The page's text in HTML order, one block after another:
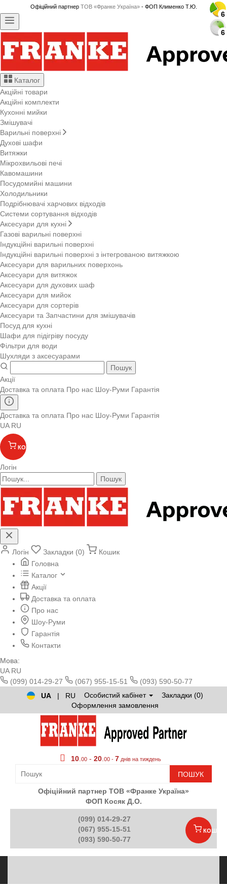
Офіційний партнер ТОВ «Франке Україна»- ФОП Клименко Т.Ю.
Каталог
Акційні товари
Акційні комплекти
Кухонні мийки
Змішувачі
Варильні поверхні
Духові шафи
Витяжки
Мікрохвильові печі
Кавомашини
Посудомийні машини
Холодильники
Подрібнювачі харчових відходів
Системи сортування відходів
Аксесуари для кухні
Газові варильні поверхні
Індукційні варильні поверхні
Індукційні варильні поверхні з інтегрованою витяжкою
Аксесуари для варильних поверхонь
Аксесуари для витяжок
Аксесуари для духових шаф
Аксесуари для мийок
Аксесуари для сортерів
Аксесуари та Запчастини для змішувачів
Посуд для кухні
Шафи для підігріву посуду
Фільтри для води
Шухляди з аксесуарами
Пошук
Акції
Доставка та оплата Про нас Шоу-Руми Гарантія
Доставка та оплата Про нас Шоу-Руми Гарантія
UA RU
КОШИК
Логін
Пошук
Логін Закладки (0)
Кошик
Головна
Каталог
Акції
Доставка та оплата
Про нас
Шоу-Руми
Гарантія
Контакти
Мова:
UA RU
(099) 014-29-27
(067) 955-15-51
(093) 590-50-77
UA
| RU Особистий кабінет
Закладки (0)
Оформлення замовлення
10 00 - 20 00 - 7 днів на тиждень
ПОШУК
Офіційний партнер ТОВ «Франке Україна»
ФОП Косяк Д.О.
(099) 014-29-27
(067) 955-15-51
(093) 590-50-77
КОШИК
6
6
6
6
6
6
6
6
6
6
6
6
6
6
6
6
6
6
6
6
6
6
6
6